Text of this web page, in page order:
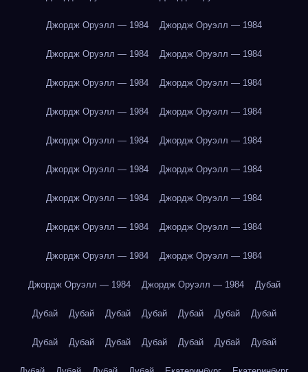
Джордж Оруэлл — 1984 Джордж Оруэлл — 1984
Джордж Оруэлл — 1984 Джордж Оруэлл — 1984
Джордж Оруэлл — 1984 Джордж Оруэлл — 1984
Джордж Оруэлл — 1984 Джордж Оруэлл — 1984
Джордж Оруэлл — 1984 Джордж Оруэлл — 1984
Джордж Оруэлл — 1984 Джордж Оруэлл — 1984
Джордж Оруэлл — 1984 Джордж Оруэлл — 1984
Джордж Оруэлл — 1984 Джордж Оруэлл — 1984
Джордж Оруэлл — 1984 Джордж Оруэлл — 1984
Джордж Оруэлл — 1984 Джордж Оруэлл — 1984 Дубай
Дубай Дубай Дубай Дубай Дубай Дубай Дубай
Дубай Дубай Дубай Дубай Дубай Дубай Дубай